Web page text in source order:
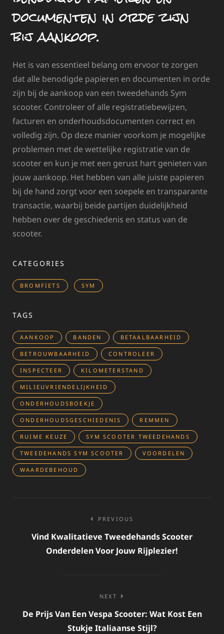
documenten in orde zijn
bij aankoop.
Het is van essentieel belang om ervoor te zorgen
dat alle benodigde papieren en documenten in orde
zijn bij de aankoop van een tweedehands Sym
scooter. Controleer of alle registratiebewijzen,
facturen en onderhoudsdocumenten correct en
volledig zijn. Op deze manier voorkom je mogelijke
problemen met de wettelijke registratie van de
scooter en kun je met een gerust hart genieten van
jouw aankoop. Het hebben van alle juiste papieren
bij de hand zorgt voor een soepele en transparante
transactie, waarbij beide partijen duidelijkheid
hebben over de geschiedenis en status van de
scooter.
CATEGORIES
BROMFIETS SYM
TAGS
AANKOOP BANDEN BETAALBAARHEID
BETROUWBAARHEID CONTROLEER
INSPECTEER KILOMETERSTAND
MILIEUVRIENDELIJKHEID
ONDERHOUDSBOEKJE
ONDERHOUDSGESCHIEDENIS REMMEN
RUIME KEUZE SYM SCOOTER TWEEDEHANDS
TWEEDEHANDS SYM SCOOTER VOORDELEN
WAARDEBEHOUD
navigatie
PREVIOUS
Vind Kwalitatieve Tweedehands Scooter
Onderdelen Voor Jouw Rijplezier!
NEXT
De Prijs Van Een Vespa Scooter: Wat Kost Een
Stukje Italiaanse Stijl?